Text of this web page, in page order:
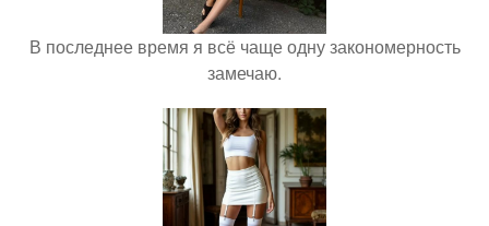
В последнее время я всё чаще одну закономерность
замечаю.